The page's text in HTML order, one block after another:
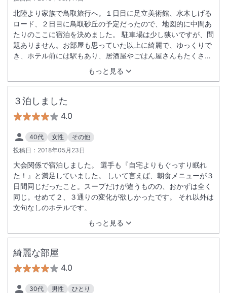
もっと見る
北陸より家族で鳥取旅行へ。１日目に足立美術館、水木しげる
ロード、２日目に鳥取砂丘の予定だったので、地図的に中間あ
たりのここに宿泊を決めました。 駐車場は少し狭いですが、問
題ありません。お部屋も思っていた以上に綺麗で、ゆっくりで
き、ホテル前には駅もあり、居酒屋やごはん屋さんもたくさん
あったので夜ごはんは困りませんでした。朝食会場は広くはあ
りませんが、美味しかったです。家族からは、エレベーターが
早く閉まって危なかったと聞きました。 私個人的には、とって
も満足です。素敵な家族旅行になりました。ありがとうござい
３泊しました
4.0
40代 女性
その他
投稿日： 2018年05月23日
もっと見る
大会関係で宿泊しました。 選手も『自宅よりもぐっすり眠れ
た！』と満足していました。 しいて言えば、朝食メニューが３
日間同じだったこと。スープだけが違うものの、おかずは全く
同じ。せめて２、３通りの変化が欲しかったです。 それ以外は
文句なしのホテルです。
綺麗な部屋
4.0
30代 男性
ひとり